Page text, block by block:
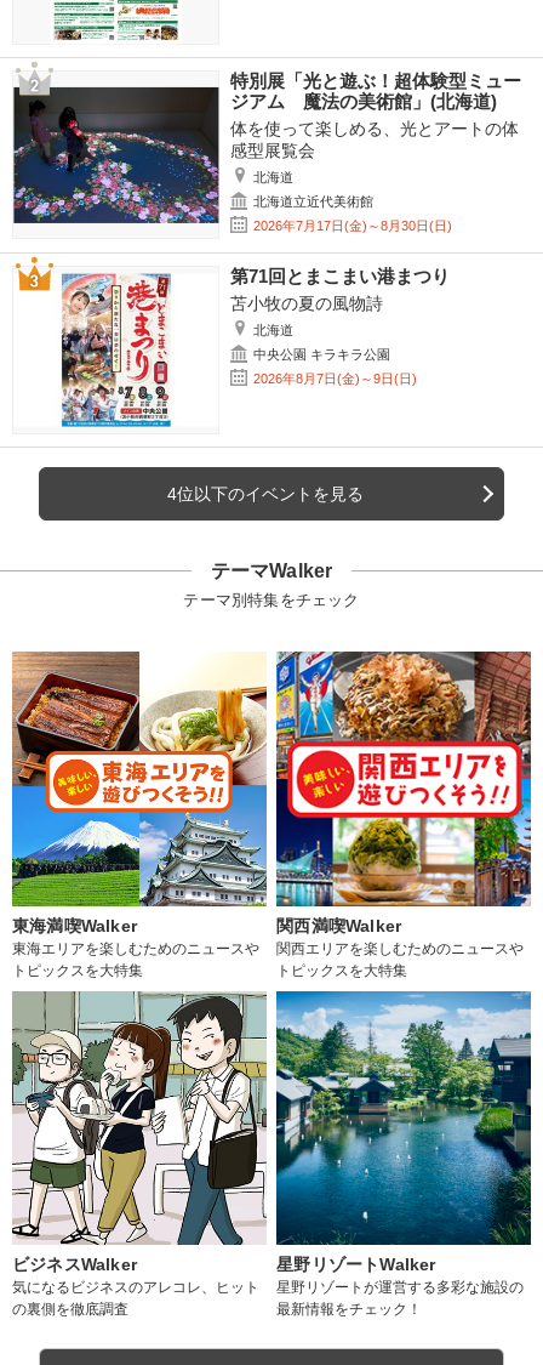
特別展「光と遊ぶ！超体験型ミュー
ジアム 魔法の美術館」(北海道)
体を使って楽しめる、光とアートの体
感型展覧会
北海道
北海道立近代美術館
2026年7月17日(金)～8月30日(日)
第71回とまこまい港まつり
苫小牧の夏の風物詩
北海道
中央公園 キラキラ公園
2026年8月7日(金)～9日(日)
4位以下のイベントを見る
テーマWalker
テーマ別特集をチェック
東海満喫Walker
東海エリアを楽しむためのニュースや
トピックスを大特集
関西満喫Walker
関西エリアを楽しむためのニュースや
トピックスを大特集
ビジネスWalker
気になるビジネスのアレコレ、ヒット
の裏側を徹底調査
星野リゾートWalker
星野リゾートが運営する多彩な施設の
最新情報をチェック！